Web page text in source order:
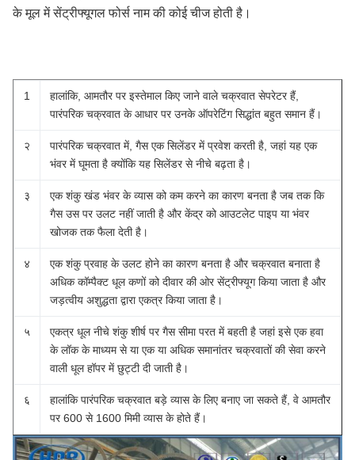
के मूल में सेंट्रीफ्यूगल फोर्स नाम की कोई चीज होती है।
1
हालांकि, आमतौर पर इस्तेमाल किए जाने वाले चक्रवात सेपरेटर हैं,
पारंपरिक चक्रवात के आधार पर उनके ऑपरेटिंग सिद्धांत बहुत समान हैं।
२
पारंपरिक चक्रवात में, गैस एक सिलेंडर में प्रवेश करती है, जहां यह एक
भंवर में घूमता है क्योंकि यह सिलेंडर से नीचे बढ़ता है।
३
एक शंकु खंड भंवर के व्यास को कम करने का कारण बनता है जब तक कि
गैस उस पर उलट नहीं जाती है और केंद्र को आउटलेट पाइप या भंवर
खोजक तक फैला देती है।
४
एक शंकु प्रवाह के उलट होने का कारण बनता है और चक्रवात बनाता है
अधिक कॉम्पैक्ट धूल कणों को दीवार की ओर सेंट्रीफ्यूग किया जाता है और
जड़त्वीय अशुद्धता द्वारा एकत्र किया जाता है।
५
एकत्र धूल नीचे शंकु शीर्ष पर गैस सीमा परत में बहती है जहां इसे एक हवा
के लॉक के माध्यम से या एक या अधिक समानांतर चक्रवातों की सेवा करने
वाली धूल हॉपर में छुट्टी दी जाती है।
६
हालांकि पारंपरिक चक्रवात बड़े व्यास के लिए बनाए जा सकते हैं, वे आमतौर
पर 600 से 1600 मिमी व्यास के होते हैं।